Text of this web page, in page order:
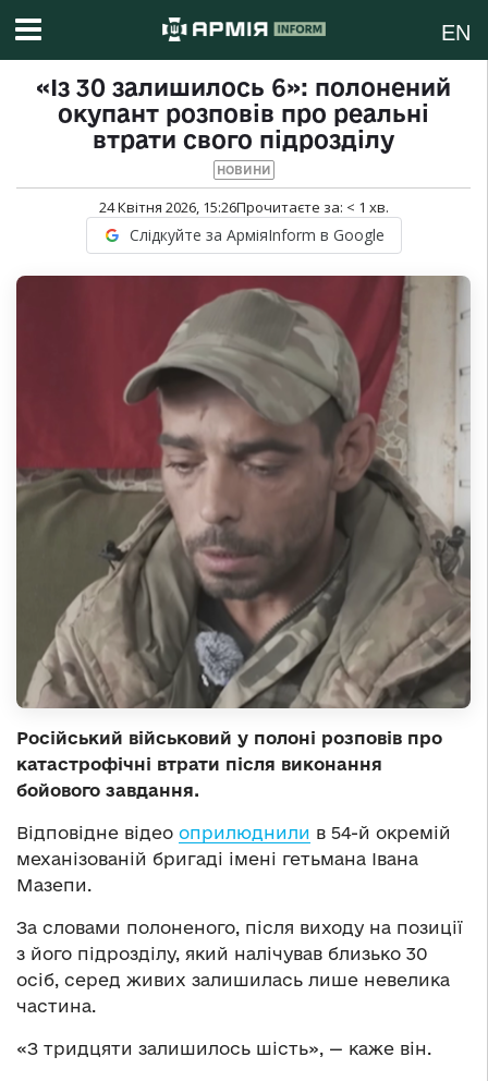
EN
«Із 30 залишилось 6»: полонений
окупант розповів про реальні
втрати свого підрозділу
НОВИНИ
24 Квітня 2026, 15:26Прочитаєте за: < 1 хв.
Слідкуйте за АрміяInform в Google
Російський військовий у полоні розповів про
катастрофічні втрати після виконання
бойового завдання.
Відповідне відео оприлюднили в 54-й окремій
механізованій бригаді імені гетьмана Івана
Мазепи.
За словами полоненого, після виходу на позиції
з його підрозділу, який налічував близько 30
осіб, серед живих залишилась лише невелика
частина.
«З тридцяти залишилось шість», — каже він.